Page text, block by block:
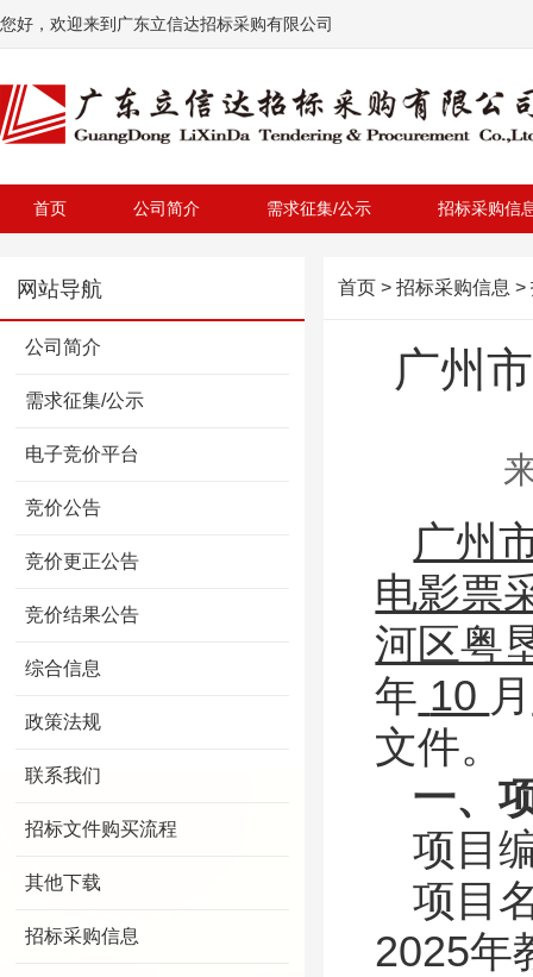
您好，欢迎来到广东立信达招标采购有限公司
首页 公司简介 需求征集/公示 招标采购信
网站导航
公司简介
需求征集/公示
电子竞价平台
竞价公告
竞价更正公告
竞价结果公告
综合信息
政策法规
联系我们
招标文件购买流程
其他下载
招标采购信息
首页 > 招标采购信息 >
广州
广州
电影票
河区粤
年 10 月
文件。
一、
项目
项目
2025年